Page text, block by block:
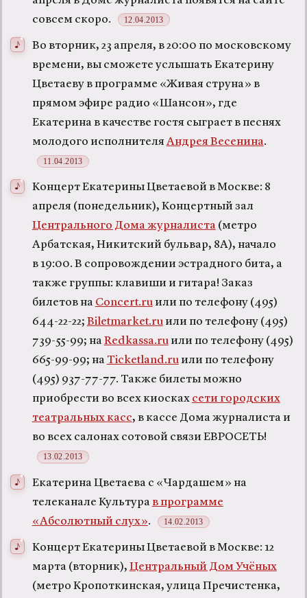
совсем скоро.
12.04.2013
Во вторник, 23 апреля, в 20:00 по московскому
времени, вы сможете услышать Екатерину
Цветаеву в программе «Живая струна» в
прямом эфире радио «Шансон», где
Екатерина в качестве гостя сыграет в песнях
молодого исполнителя Андрея Весенина.
11.04.2013
Концерт Екатерины Цветаевой в Москве: 8
апреля (понедельник), Концертный зал
Центрального Дома журналиста(метро
Арбатская, Никитский бульвар, 8А), начало
в 19:00. В сопровождении эстрадного бита, а
также группы: клавиши и гитара! Заказ
билетов на Concert.ruили по телефону (495)
644-22-22; Biletmarket.ruили по телефону (495)
739-55-99; наRedkassa.ruили по телефону (495)
665-99-99; на Ticketland.ruили по телефону
(495) 937-77-77. Также билеты можно
приобрести во всех киосках сети городских
театральных касс, в кассе Дома журналиста и
во всех салонах сотовой связи ЕВРОСЕТЬ!
13.02.2013
Екатерина Цветаева с «Чардашем» на
телеканале Культура в программе
«Абсолютный слух». 14.02.2013
Концерт Екатерины Цветаевой в Москве: 12
марта (вторник), Центральный Дом Учёных
(метро Кропоткинская, улица Пречистенка,